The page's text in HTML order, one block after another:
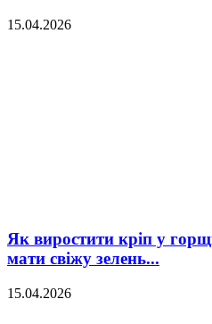
15.04.2026
Як виростити кріп у
мати свіжу зелень...
15.04.2026